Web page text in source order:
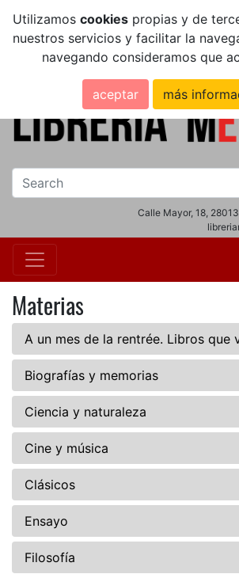
Utilizamos cookies propias y de
nuestros servicios y facilitar la
navegando consideramos que
aceptar más
Calle Mayor, 18,
Materias
A un mes de la rentrée. Libros que
Biografías y memorias
Ciencia y naturaleza
Cine y música
Clásicos
Ensayo
Filosofía